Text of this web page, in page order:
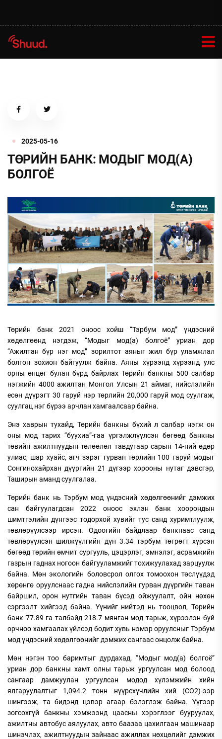
2025-05-16
ТӨРИЙН БАНК: МОДЫГ МОД(А)
БОЛГОЁ
Төрийн банк 2021 оноос хойш “Тэрбум мод” үндэсний
хөдөлгөөнд нэгдэж, “Модыг мод(а) болгоё” уриан дор
“Ажилтан бүр нэг мод” зорилтот аяныг жил бүр уламжлал
болгон зохион байгуулж байна. Аяны хүрээнд хүрээнд улс
орны өнцөг булан бүрд байрлах Төрийн банкны 500 салбар
нэгжийн 4000 ажилтан Монгол Улсын 21 аймаг, нийслэлийн
есөн дүүрэгт 30 гаруй нэр төрлийн 20,000 гаруй мод суулгаж,
суулгац нэг бүрээ арчлан хамгаалсаар байна.
Энэ хаврын тухайд, Төрийн банкны бүхий л салбар нэгж он
оны мод тарих “буухиа”-гаа үргэлжлүүлсэн бөгөөд банкны
төвийн ажилтнуудын төлөөлөл тавдугаар сарын 14-ний өдөр
улиас, шар хуайс, агч зэрэг гурван төрлийн 100 гаруй модыг
Сонгинохайрхан дүүргийн 21 дүгээр хорооны нутаг дэвсгэр,
Таширын аманд суулгалаа.
Төрийн банк нь Тэрбум мод үндэсний хөдөлгөөнийг дэмжих
сан байгуулагдсан 2022 оноос эхлэн банк хоорондын
шимтгэлийн дүнгээс тодорхой хувийг тус санд хуримтлуулж,
төвлөрүүлсээр ирсэн. Одоогийн байдлаар банкнаас санд
төвлөрүүлсэн шилжүүлгийн дүн 3.34 тэрбум төгрөгт хүрсэн
бөгөөд төрийн өмчит сургууль, цэцэрлэг, эмнэлэг, асрамжийн
газрын гаднах ногоон байгууламжийг тохижуулахад зарцуулж
байна. Мөн экологийн боловсрол олгох томоохон төслүүдэд
хөрөнгө оруулснаас гадна нийслэлийн гурван дүүргийн таван
байршил, орон нутгийн таван бүсэд ойжуулалт, ойн нөхөн
сэргээлт хийгээд байна. Үүнийг нийтэд нь тооцвол, Төрийн
банк 77.89 га талбайд 218.7 мянган мод тарьж, хүрээлэн буй
орчноо хамгаалах үйлсэд бодит хувь нэмэр оруулсныг Тэрбум
мод үндэсний хөдөлгөөнийг дэмжих сангаас онцолж байна.
Мөн нэгэн тоо баримтыг дурдахад, “Модыг мод(а) болгоё”
уриан дор банкны хамт олны тарьж ургуулсан мод болоод
сангаар дамжуулан ургуулсан модод хүлэмжийн хийн
ялгаруулалтыг 1,094.2 тонн нүүрсхүчлийн хий (СО2)-ээр
шингээж, та бидэнд цэвэр агаар бэлэглэж байна. Үүгээр
зогсохгүй банкны хэмжээнд цаасны хэрэглээг бууруулах,
ажилтны автобус аялуулах, авто баазаа цахилгаан машинаар
шинэчлэх, ажилтнуудын зайнаас ажиллах нөхцөлийг дэмжих